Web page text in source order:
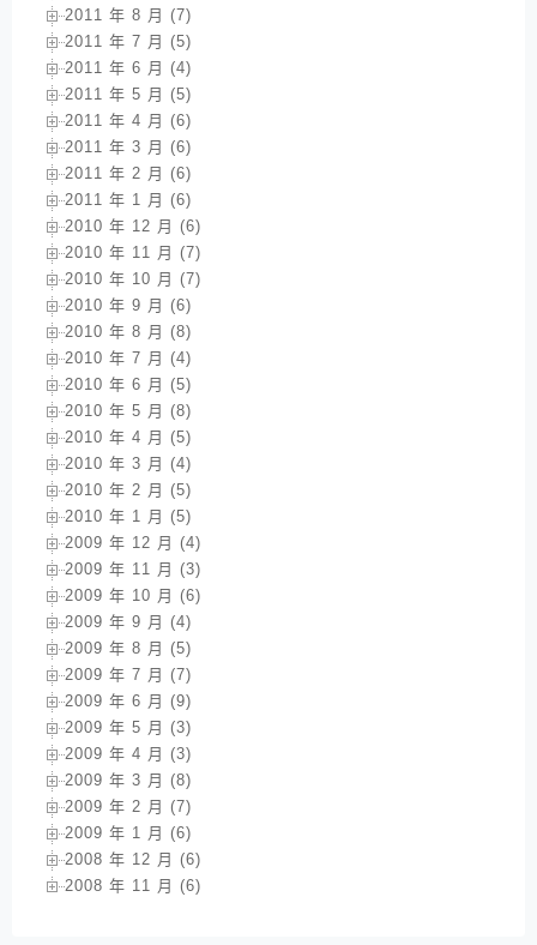
2011 年 8 月 (7)
2011 年 7 月 (5)
2011 年 6 月 (4)
2011 年 5 月 (5)
2011 年 4 月 (6)
2011 年 3 月 (6)
2011 年 2 月 (6)
2011 年 1 月 (6)
2010 年 12 月 (6)
2010 年 11 月 (7)
2010 年 10 月 (7)
2010 年 9 月 (6)
2010 年 8 月 (8)
2010 年 7 月 (4)
2010 年 6 月 (5)
2010 年 5 月 (8)
2010 年 4 月 (5)
2010 年 3 月 (4)
2010 年 2 月 (5)
2010 年 1 月 (5)
2009 年 12 月 (4)
2009 年 11 月 (3)
2009 年 10 月 (6)
2009 年 9 月 (4)
2009 年 8 月 (5)
2009 年 7 月 (7)
2009 年 6 月 (9)
2009 年 5 月 (3)
2009 年 4 月 (3)
2009 年 3 月 (8)
2009 年 2 月 (7)
2009 年 1 月 (6)
2008 年 12 月 (6)
2008 年 11 月 (6)